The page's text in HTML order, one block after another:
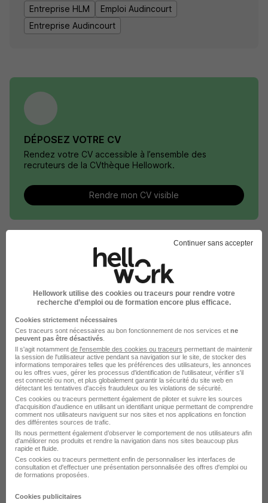
Entreprise HLM
Emploi Audincourt
Entreprise Audincourt
DÉPOSEZ VOTRE CV
Rendez votre CV accessible à l’ensemble des
recruteurs de la CVthèque Hellowork.
Rendre mon CV visible
HLM recrute autour de Audincourt
HLM Besançon
HLM Montbéliard
L'emploi chez HLM par Ville
HLM Paris
HLM Marseille
HLM Lyon
HLM Bordeaux
HLM Cours
HLM Montpellier
Continuer sans accepter
Hellowork utilise des cookies ou traceurs pour rendre votre
recherche d’emploi ou de formation encore plus efficace.
Cookies strictement nécessaires
Ces traceurs sont nécessaires au bon fonctionnement de nos services et ne
peuvent pas être désactivés
Il s'agit notamment de l'ensemble des cookies ou traceurs permettant de maintenir
la session de l'utilisateur active pendant sa navigation sur le site, de stocker des
informations temporaires telles que les préférences des utilisateurs, les annonces
ou les offres vues, gérer les processus d'identification de l'utilisateur, vérifier s'il
est connecté ou non, et plus globalement garantir la sécurité du site web en
détectant les tentatives d'accès frauduleux ou les violations de sécurité.
Ces cookies ou traceurs permettent également de piloter et suivre les sources
d'acquisition d'audience en utilisant un identifiant unique permettant de comprendre
comment nos utilisateurs naviguent sur nos sites et nos applications en fonction
des différentes sources de trafic.
Ils nous permettent également d’observer le comportement de nos utilisateurs afin
d'améliorer nos produits et rendre la navigation dans nos sites beaucoup plus
rapide et fluide.
Ces cookies ou traceurs permettent enfin de personnaliser les interfaces de
consultation et d'effectuer une présentation personnalisée des offres d'emploi ou
de formations proposées.
Cookies publicitaires